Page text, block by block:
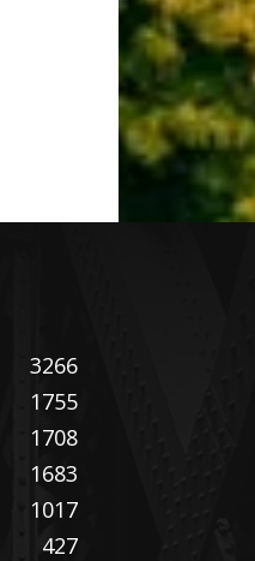
3266
1755
1708
1683
1017
427